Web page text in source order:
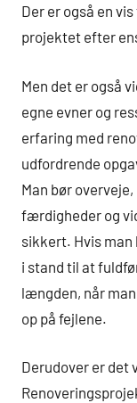
Der er også en
projektet efter
Men det er også
egne evner og
erfaring med
udfordrende
Man bør
færdigheder og
sikkert. Hvis man
i stand til at
længden, når
op på fejlene.
Derudover er det